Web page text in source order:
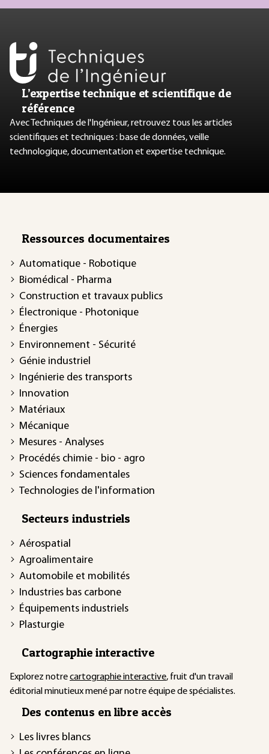
L’expertise technique et scientifique de
référence
Avec Techniques de l'Ingénieur, retrouvez tous les articles
scientifiques et techniques : base de données, veille
technologique, documentation et expertise technique.
Ressources documentaires
Automatique - Robotique
Biomédical - Pharma
Construction et travaux publics
Électronique - Photonique
Énergies
Environnement - Sécurité
Génie industriel
Ingénierie des transports
Innovation
Matériaux
Mécanique
Mesures - Analyses
Procédés chimie - bio - agro
Sciences fondamentales
Technologies de l'information
Secteurs industriels
Aérospatial
Agroalimentaire
Automobile et mobilités
Industries bas carbone
Équipements industriels
Plasturgie
Cartographie interactive
Explorez notrecartographie interactive, fruit d'un travail
éditorial minutieux mené par notre équipe de spécialistes.
Des contenus en libre accès
Les livres blancs